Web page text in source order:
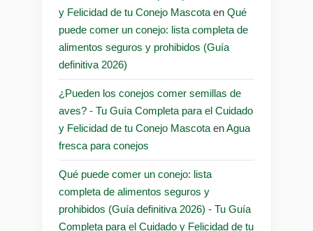
y Felicidad de tu Conejo Mascota en Qué
puede comer un conejo: lista completa de
alimentos seguros y prohibidos (Guía
definitiva 2026)
¿Pueden los conejos comer semillas de
aves? - Tu Guía Completa para el Cuidado
y Felicidad de tu Conejo Mascota enAgua
fresca para conejos
Qué puede comer un conejo: lista
completa de alimentos seguros y
prohibidos (Guía definitiva 2026) - Tu Guía
Completa para el Cuidado y Felicidad de tu